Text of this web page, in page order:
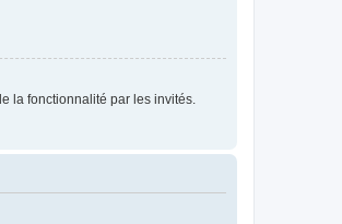
la fonctionnalité par les invités.